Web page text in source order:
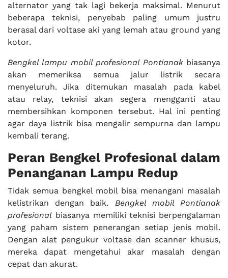
alternator yang tak lagi bekerja maksimal. Menurut
beberapa teknisi, penyebab paling umum justru
berasal dari voltase aki yang lemah atau ground yang
kotor.
Bengkel lampu mobil profesional Pontianakbiasanya
akan memeriksa semua jalur listrik secara
menyeluruh. Jika ditemukan masalah pada kabel
atau relay, teknisi akan segera mengganti atau
membersihkan komponen tersebut. Hal ini penting
agar daya listrik bisa mengalir sempurna dan lampu
kembali terang.
Peran Bengkel Profesional dalam
Penanganan Lampu Redup
Tidak semua bengkel mobil bisa menangani masalah
kelistrikan dengan baik. Bengkel mobil Pontianak
profesional biasanya memiliki teknisi berpengalaman
yang paham sistem penerangan setiap jenis mobil.
Dengan alat pengukur voltase dan scanner khusus,
mereka dapat mengetahui akar masalah dengan
cepat dan akurat.